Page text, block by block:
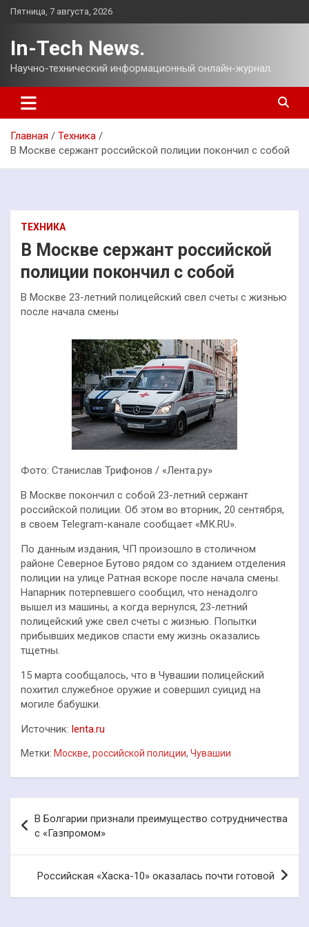
Перейти
Пятница, 7 августа, 2026
In-Tech News.
Научно-технический информационный онлайн-журнал.
Главная
Техника
В Москве сержант российской полиции покончил с собой
ТЕХНИКА
В Москве сержант российской
полиции покончил с собой
В Москве 23-летний полицейский свел счеты с жизнью
после начала смены
Фото: Станислав Трифонов / «Лента.ру»
В Москве покончил с собой 23-летний сержант
российской полиции. Об этом во вторник, 20 сентября,
в своем Telegram-канале сообщает «МК.RU».
По данным издания, ЧП произошло в столичном
районе Северное Бутово рядом со зданием отделения
полиции на улице Ратная вскоре после начала смены.
Напарник потерпевшего сообщил, что ненадолго
вышел из машины, а когда вернулся, 23-летний
полицейский уже свел счеты с жизнью. Попытки
прибывших медиков спасти ему жизнь оказались
тщетны.
15 марта сообщалось, что в Чувашии полицейский
похитил служебное оружие и совершил суицид на
могиле бабушки.
Источник: lenta.ru
Метки: Москве, российской полиции, Чувашии
по
записям
В Болгарии признали преимущество сотрудничества
с «Газпромом»
Российская «Хаска-10» оказалась почти готовой